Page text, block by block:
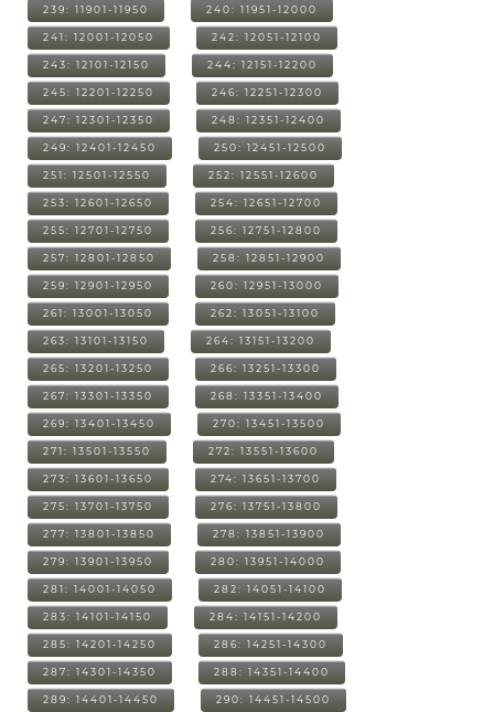
239: 11901-11950 240: 11951-12000
241: 12001-12050 242: 12051-12100
243: 12101-12150 244: 12151-12200
245: 12201-12250 246: 12251-12300
247: 12301-12350 248: 12351-12400
249: 12401-12450 250: 12451-12500
251: 12501-12550 252: 12551-12600
253: 12601-12650 254: 12651-12700
255: 12701-12750 256: 12751-12800
257: 12801-12850 258: 12851-12900
259: 12901-12950 260: 12951-13000
261: 13001-13050 262: 13051-13100
263: 13101-13150 264: 13151-13200
265: 13201-13250 266: 13251-13300
267: 13301-13350 268: 13351-13400
269: 13401-13450 270: 13451-13500
271: 13501-13550 272: 13551-13600
273: 13601-13650 274: 13651-13700
275: 13701-13750 276: 13751-13800
277: 13801-13850 278: 13851-13900
279: 13901-13950 280: 13951-14000
281: 14001-14050 282: 14051-14100
283: 14101-14150 284: 14151-14200
285: 14201-14250 286: 14251-14300
287: 14301-14350 288: 14351-14400
289: 14401-14450 290: 14451-14500